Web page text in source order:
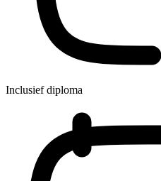
Inclusief diploma